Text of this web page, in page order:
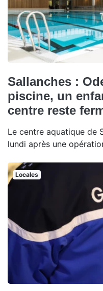
Sallanches :
piscine, un
centre reste
Le centre aquatique de
lundi après une
Locales